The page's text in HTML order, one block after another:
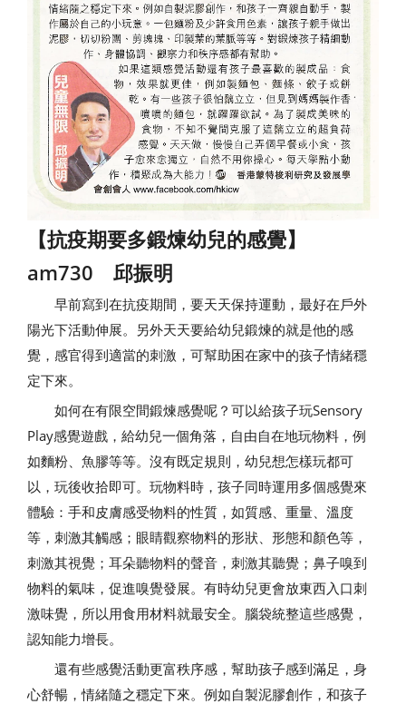
【抗疫期要多鍛煉幼兒的感覺】
am730 邱振明
早前寫到在抗疫期間，要天天保持運動，最好在戶外
陽光下活動伸展。另外天天要給幼兒鍛煉的就是他的感
覺，感官得到適當的刺激，可幫助困在家中的孩子情緒穩
定下來。
如何在有限空間鍛煉感覺呢？可以給孩子玩Sensory
Play感覺遊戲，給幼兒一個角落，自由自在地玩物料，例
如麵粉、魚膠等等。沒有既定規則，幼兒想怎樣玩都可
以，玩後收拾即可。玩物料時，孩子同時運用多個感覺來
體驗：手和皮膚感受物料的性質，如質感、重量、溫度
等，刺激其觸感；眼睛觀察物料的形狀、形態和顏色等，
刺激其視覺；耳朵聽物料的聲音，刺激其聽覺；鼻子嗅到
物料的氣味，促進嗅覺發展。有時幼兒更會放東西入口刺
激味覺，所以用食用材料就最安全。腦袋統整這些感覺，
認知能力增長。
還有些感覺活動更富秩序感，幫助孩子感到滿足，身
心舒暢，情緒隨之穩定下來。例如自製泥膠創作，和孩子